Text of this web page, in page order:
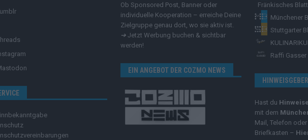
Ob Sponsored Post, Banner oder
individuelle Kooperation – erreiche Deine
Zielgruppe genau dort, wo sie aktiv ist.
➔ Jetzt Werbung buchen & sichtbar
werden!
EIN ANGEBOT DER COZMO NEWS
Fränkisches Blatt
Münchener
Stuttgarter
Raffi Gasser
HINWEISGEBER
Hast du Hinweise
mit dem
Mail, Telefon
Briefkasten –